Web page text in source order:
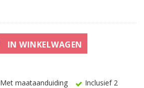
IN WINKELWAGEN
Met maataanduiding
Inclusief 2